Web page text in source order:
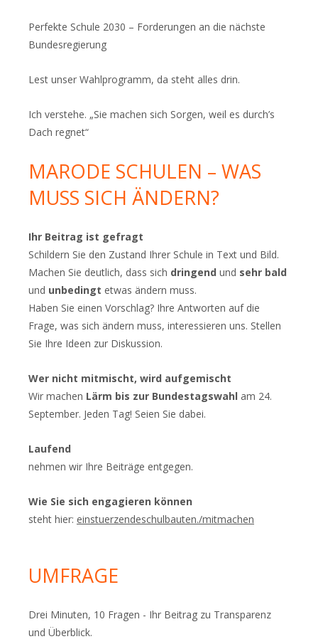
Perfekte Schule 2030 – Forderungen an die nächste
Bundesregierung
Lest unser Wahlprogramm, da steht alles drin.
Ich verstehe. „Sie machen sich Sorgen, weil es durch’s
Dach regnet“
MARODE SCHULEN – WAS
MUSS SICH ÄNDERN?
Ihr Beitrag ist gefragt
Schildern Sie den Zustand Ihrer Schule in Text und Bild.
Machen Sie deutlich, dass sich dringend und sehr bald
und unbedingt etwas ändern muss.
Haben Sie einen Vorschlag? Ihre Antworten auf die
Frage, was sich ändern muss, interessieren uns. Stellen
Sie Ihre Ideen zur Diskussion.
Wer nicht mitmischt, wird aufgemischt
Wir machen Lärm bis zur Bundestagswahl am 24.
September. Jeden Tag! Seien Sie dabei.
Laufend
nehmen wir Ihre Beiträge entgegen.
Wie Sie sich engagieren können
steht hier: einstuerzendeschulbauten./mitmachen
UMFRAGE
Drei Minuten, 10 Fragen - Ihr Beitrag zu Transparenz
und Überblick.